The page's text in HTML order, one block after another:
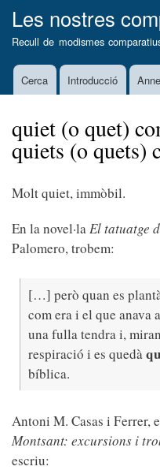
Les nostres
Recull de modismes
MainCerca Introducció
quiet (o quet)
quiets (o quets)
Molt quiet, immòbil.
En la novel·laEl tatuatge
Palomero, trobem:
[…] però quan es
com era i el que anava
una fulla tendra i,
respiració i es quedà
bíblica.
Antoni M. Casas i Ferrer,
Montsant: excursions i
escriu: